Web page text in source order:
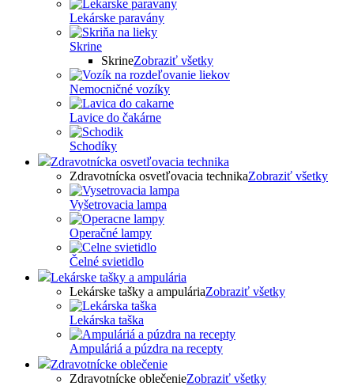
Lekárske paravány
Skrine
SkrineZobraziť všetky
Nemocničné vozíky
Lavice do čakárne
Schodíky
Zdravotnícka osvetľovacia technika
Zdravotnícka osvetľovacia technikaZobraziť všetky
Vyšetrovacia lampa
Operačné lampy
Čelné svietidlo
Lekárske tašky a ampulária
Lekárske tašky a ampuláriaZobraziť všetky
Lekárska taška
Ampuláriá a púzdra na recepty
Zdravotnícke oblečenie
Zdravotnícke oblečenieZobraziť všetky